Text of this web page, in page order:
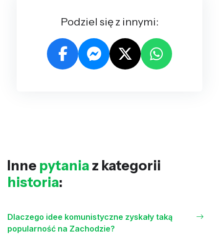
Podziel się z innymi:
Inne pytania z kategorii
historia:
Dlaczego idee komunistyczne zyskały taką
popularność na Zachodzie?